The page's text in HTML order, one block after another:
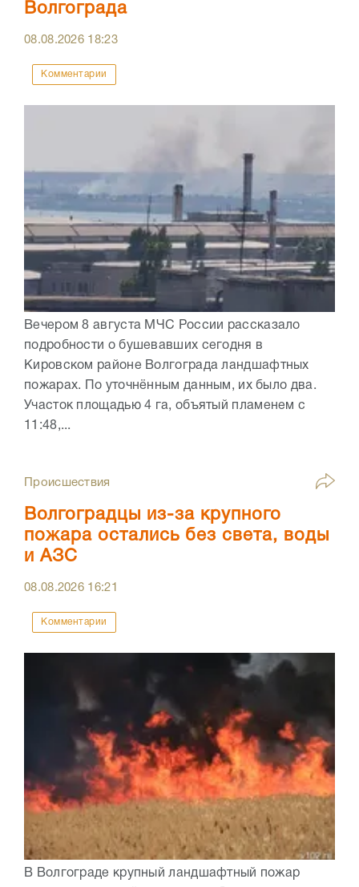
Волгограда
08.08.2026 18:23
Комментарии
Вечером 8 августа МЧС России рассказало
подробности о бушевавших сегодня в
Кировском районе Волгограда ландшафтных
пожарах. По уточнённым данным, их было два.
Участок площадью 4 га, объятый пламенем с
11:48,...
Происшествия
Волгоградцы из-за крупного
пожара остались без света, воды
и АЗС
08.08.2026 16:21
Комментарии
В Волгограде крупный ландшафтный пожар